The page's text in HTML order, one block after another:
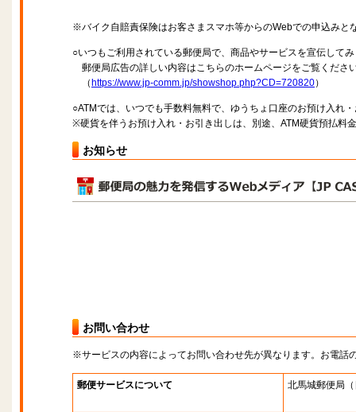
※バイク自賠責保険はお客さまスマホ等からのWebでの申込みと
○いつもご利用されている郵便局で、商品やサービスを宣伝して
郵便局広告の詳しい内容はこちらのホームページをご覧くださ
（ https://www.jp-comm.jp/showshop.php?CD=720820）
○ATMでは、いつでも手数料無料で、ゆうちょ口座のお預け入れ
※硬貨を伴うお預け入れ・お引き出しは、別途、ATM硬貨預払料
お知らせ
お問い合わせ
※サービスの内容によってお問い合わせ先が異なります。お電話
郵便サービスについて 北馬城郵便局